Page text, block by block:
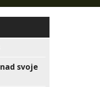
svoje